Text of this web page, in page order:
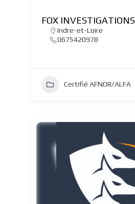
FOX INVESTIGATIONS
Indre-et-Loire
0675420978
Certifié AFNOR/ALFA